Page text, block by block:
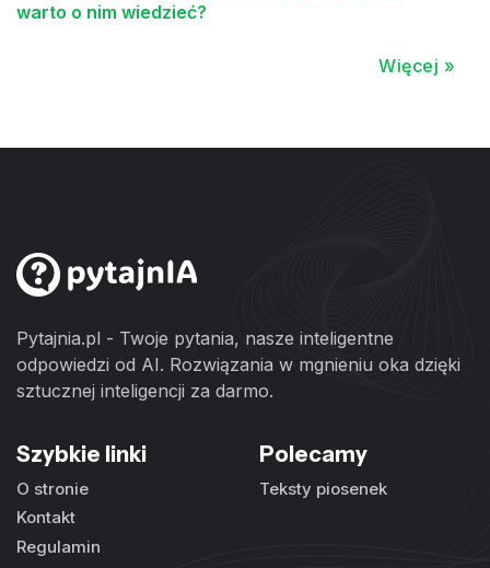
warto o nim wiedzieć?
Więcej »
Pytajnia.pl - Twoje pytania, nasze inteligentne
odpowiedzi od AI. Rozwiązania w mgnieniu oka dzięki
sztucznej inteligencji za darmo.
Szybkie linki
O stronie
Kontakt
Regulamin
Polecamy
Teksty piosenek